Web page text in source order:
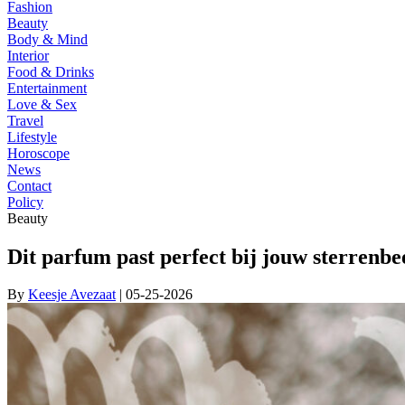
Fashion
Beauty
Body & Mind
Interior
Food & Drinks
Entertainment
Love & Sex
Travel
Lifestyle
Horoscope
News
Contact
Policy
Beauty
Dit parfum past perfect bij jouw
By Keesje Avezaat| 05-25-2026